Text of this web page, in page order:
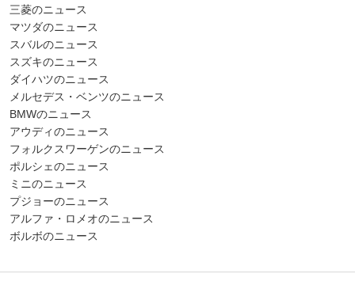
三菱のニュース
マツダのニュース
スバルのニュース
スズキのニュース
ダイハツのニュース
メルセデス・ベンツのニュース
BMWのニュース
アウディのニュース
フォルクスワーゲンのニュース
ポルシェのニュース
ミニのニュース
プジョーのニュース
アルファ・ロメオのニュース
ボルボのニュース